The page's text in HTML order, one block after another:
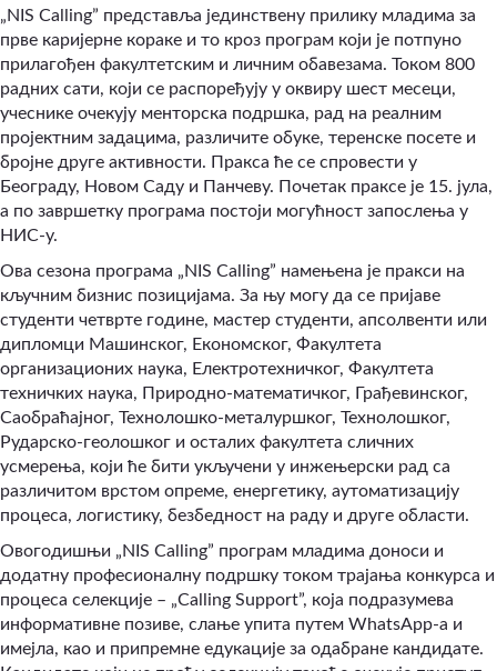
„NIS Calling” представља јединствену прилику младима за
прве каријерне кораке и то кроз програм који је потпуно
прилагођен факултетским и личним обавезама. Током 800
радних сати, који се распоређују у оквиру шест месеци,
учеснике очекују менторска подршка, рад на реалним
пројектним задацима, различите обуке, теренске посете и
бројне друге активности. Пракса ће се спровести у
Београду, Новом Саду и Панчеву. Почетак праксе је 15. јула,
а по завршетку програма постоји могућност запослења у
НИС-у.
Ова сезона програма „NIS Calling” намењена је пракси на
кључним бизнис позицијама. За њу могу да се пријаве
студенти четврте године, мастер студенти, апсолвенти или
дипломци Машинског, Економског, Факултета
организационих наука, Електротехничког, Факултета
техничких наука, Природно-математичког, Грађевинског,
Саобраћајног, Технолошко-металуршког, Технолошког,
Рударско-геолошког и осталих факултета сличних
усмерења, који ће бити укључени у инжењерски рад са
различитом врстом опреме, енергетику, аутоматизацију
процеса, логистику, безбедност на раду и друге области.
Овогодишњи „NIS Calling” програм младима доноси и
додатну професионалну подршку током трајања конкурса и
процеса селекције – „Calling Support”, која подразумева
информативне позиве, слање упита путем WhatsApp-а и
имејла, као и припремне едукације за одабране кандидате.